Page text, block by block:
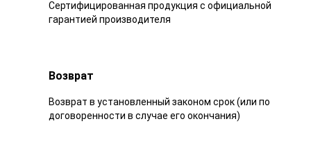
Сертифицированная продукция с официальной
гарантией производителя
Возврат
Возврат в установленный законом срок (или по
договоренности в случае его окончания)